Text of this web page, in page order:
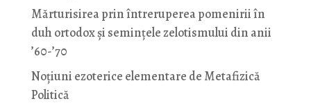
Mărturisirea prin întreruperea pomenirii în
duh ortodox și semințele zelotismului din anii
’60-’70
Noţiuni ezoterice elementare de Metafizică
Politică